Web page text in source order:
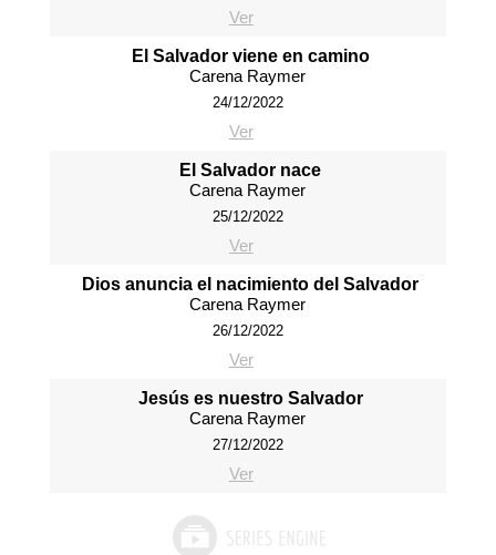
Ver
El Salvador viene en camino
Carena Raymer
24/12/2022
Ver
El Salvador nace
Carena Raymer
25/12/2022
Ver
Dios anuncia el nacimiento del Salvador
Carena Raymer
26/12/2022
Ver
Jesús es nuestro Salvador
Carena Raymer
27/12/2022
Ver